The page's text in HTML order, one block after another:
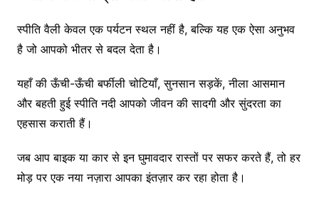
स्पीति वैली केवल एक पर्यटन स्थल नहीं है, बल्कि यह एक ऐसा अनुभव
है जो आपको भीतर से बदल देता है।
यहाँ की ऊँची-ऊँची बर्फीली चोटियाँ, सुनसान सड़कें, नीला आसमान
और बहती हुई स्पीति नदी आपको जीवन की सादगी और सुंदरता का
एहसास कराती हैं।
जब आप बाइक या कार से इन घुमावदार रास्तों पर सफर करते हैं, तो हर
मोड़ पर एक नया नज़ारा आपका इंतज़ार कर रहा होता है।